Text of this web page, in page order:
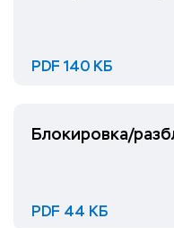
PDF 140 КБ
Блокировка/
PDF 44 КБ